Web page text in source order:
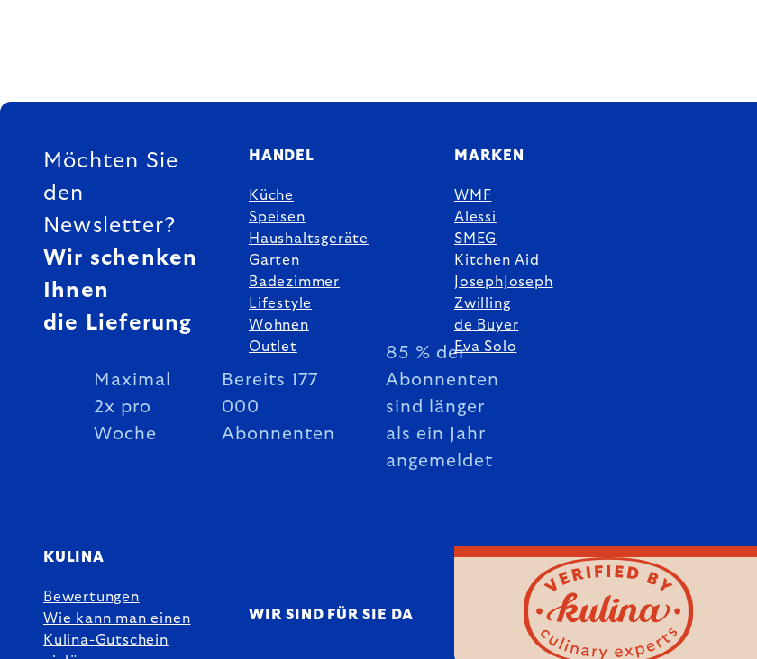
FUSSZEILE
Möchten Sie
den
Newsletter?
Wir schenken
Ihnen
die Lieferung
Maximal
2x pro
Woche
Bereits 177
000
Abonnenten
85 % der
Abonnenten
sind länger
als ein Jahr
angemeldet
HANDEL
Küche
Speisen
Haushaltsgeräte
Garten
Badezimmer
Lifestyle
Wohnen
Outlet
MARKEN
WMF
Alessi
SMEG
Kitchen Aid
JosephJoseph
Zwilling
de Buyer
Eva Solo
KULINA
Bewertungen
Wie kann man einen
Kulina-Gutschein
WIR SIND FÜR SIE DA